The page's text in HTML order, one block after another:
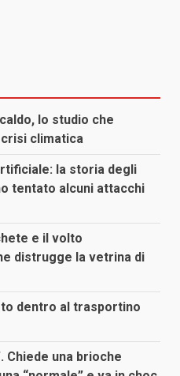
lo studio che
climatica
la storia degli
tentato alcuni attacchi
e il volto
distrugge la vetrina di
dentro al trasportino
Chiede una brioche